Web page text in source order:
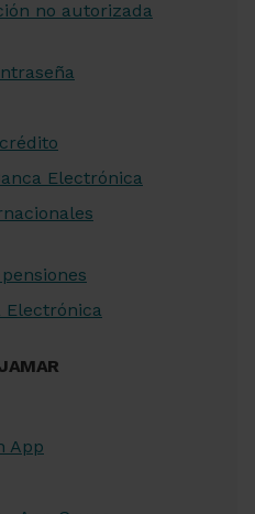
no autorizada
Electrónica
Electrónica
App